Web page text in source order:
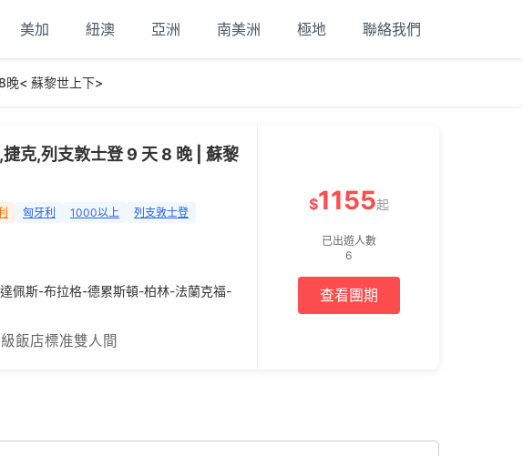
美加 紐澳 亞洲 南美洲 極地 聯絡我們
晚< 蘇黎世上下>
克,列支敦士登 9 天 8 晚 | 蘇黎
匈牙利 1000以上
列支敦士登
佩斯-布拉格-德累斯頓-柏林-法蘭克福-
飯店標准雙人間
$1155起
已出遊人數
6
查看團期